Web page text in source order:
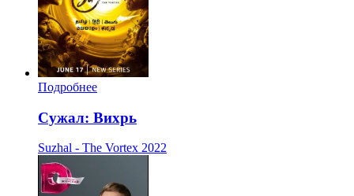
Подробнее
Сужал: Вихрь
Suzhal - The Vortex 2022